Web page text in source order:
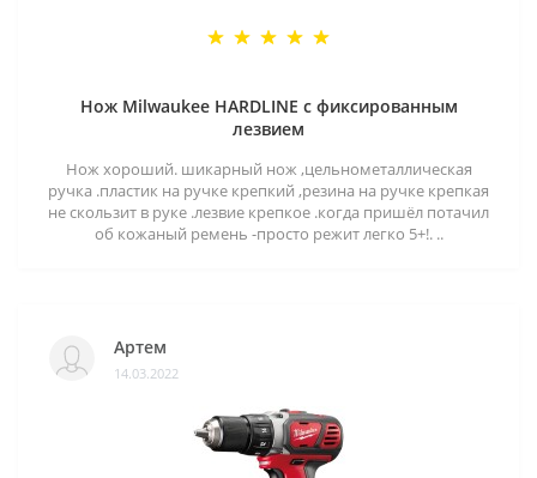
Нож Milwaukee HARDLINE с фиксированным
лезвием
Нож хороший. шикарный нож ,цельнометаллическая
ручка .пластик на ручке крепкий ,резина на ручке крепкая
не скользит в руке .лезвие крепкое .когда пришёл потачил
об кожаный ремень -просто режит легко 5+!. ..
Артем
14.03.2022